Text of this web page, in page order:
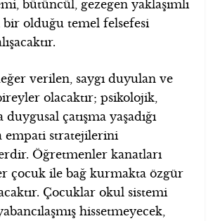
bütüncül, gezegen yaklaşımlı
bir olduğu temel felsefesi
verilen, saygı duyulan ve
olacaktır; psikolojik,
çatışma yaşadığı
empati stratejilerini
Öğretmenler kanatları
çocuk ile bağ kurmakta özgür
Çocuklar okul sistemi
hissetmeyecek,